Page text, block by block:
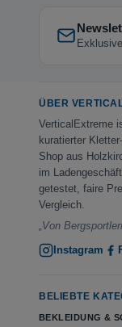
ÜBER
VerticalExtreme
kuratierter
Shop aus
im
getestet, faire
Vergleich.
„Von
Instagram
BELIEBTE
BEKLEIDUNG &